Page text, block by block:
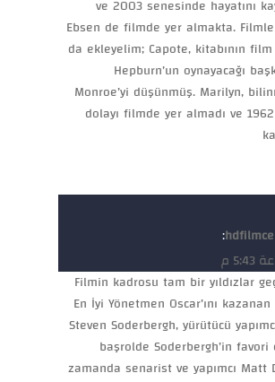
ve 2003 senesinde hayatını
Ebsen de filmde yer almakta.
da ekleyelim; Capote, kitabının
Hepburn’un oynayacağı
Monroe’yi düşünmüş. Marilyn,
dolayı filmde yer almadı ve
:
Filmin kadrosu tam bir yıldızlar
En İyi Yönetmen Oscar’ını
Steven Soderbergh, yürütücü
başrolde Soderbergh’in favori
zamanda senarist ve yapımcı Matt